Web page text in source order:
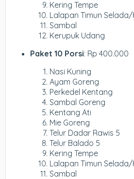
Kering Tempe
Lalapan Timun
Sambal
Kerupuk Udang
Paket 10 Porsi: Rp 400.000
Nasi Kuning
Ayam Goreng
Perkedel Kentang
Sambal Goreng
Kentang Ati
Mie Goreng
Telur Dadar Rawis 5
Telur Balado 5
Kering Tempe
Lalapan Timun
Sambal